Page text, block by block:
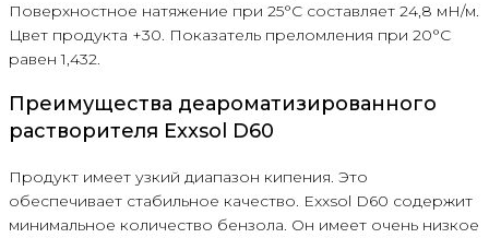
Поверхностное натяжение при 25°С составляет 24,8 мН/м.
Цвет продукта +30. Показатель преломления при 20°С
равен 1,432.
Преимущества деароматизированного
растворителя Exxsol D60
Продукт имеет узкий диапазон кипения. Это
обеспечивает стабильное качество. Exxsol D60 содержит
минимальное количество бензола. Он имеет очень низкое